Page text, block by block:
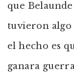
que
tuvieron algo
el hecho es
ganara